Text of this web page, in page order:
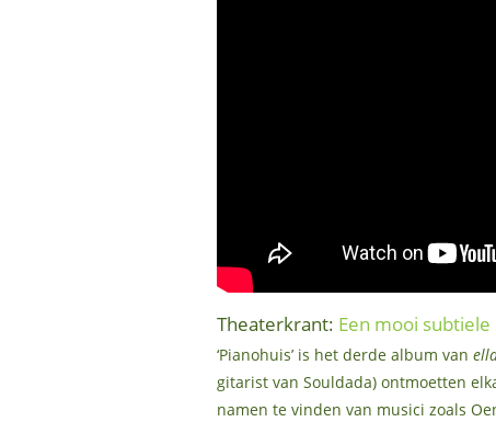
Theaterkrant: Een mooi
‘Pianohuis’ is het derde album van
gitarist van Souldada) ontmoetten
namen te vinden van musici zoals